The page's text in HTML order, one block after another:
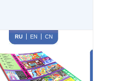
RU EN CN